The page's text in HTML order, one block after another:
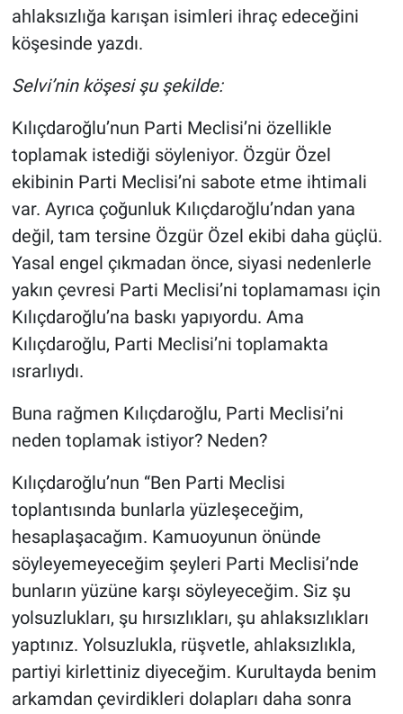
ahlaksızlığa karışan isimleri ihraç edeceğini
köşesinde yazdı.
Selvi’nin köşesi şu şekilde:
Kılıçdaroğlu’nun Parti Meclisi’ni özellikle
toplamak istediği söyleniyor. Özgür Özel
ekibinin Parti Meclisi’ni sabote etme ihtimali
var. Ayrıca çoğunluk Kılıçdaroğlu’ndan yana
değil, tam tersine Özgür Özel ekibi daha güçlü.
Yasal engel çıkmadan önce, siyasi nedenlerle
yakın çevresi Parti Meclisi’ni toplamaması için
Kılıçdaroğlu’na baskı yapıyordu. Ama
Kılıçdaroğlu, Parti Meclisi’ni toplamakta
ısrarlıydı.
Buna rağmen Kılıçdaroğlu, Parti Meclisi’ni
neden toplamak istiyor? Neden?
Kılıçdaroğlu’nun “Ben Parti Meclisi
toplantısında bunlarla yüzleşeceğim,
hesaplaşacağım. Kamuoyunun önünde
söyleyemeyeceğim şeyleri Parti Meclisi’nde
bunların yüzüne karşı söyleyeceğim. Siz şu
yolsuzlukları, şu hırsızlıkları, şu ahlaksızlıkları
yaptınız. Yolsuzlukla, rüşvetle, ahlaksızlıkla,
partiyi kirlettiniz diyeceğim. Kurultayda benim
arkamdan çevirdikleri dolapları daha sonra